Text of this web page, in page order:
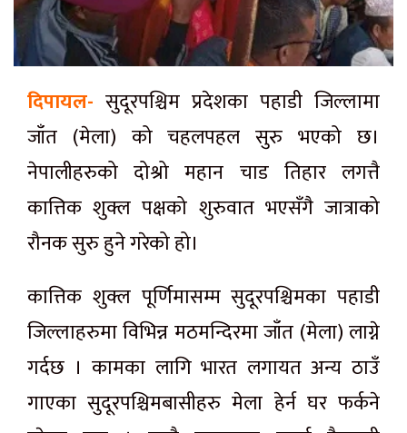
दिपायल- सुदूरपश्चिम प्रदेशका पहाडी जिल्लामा
जाँत (मेला) को चहलपहल सुरु भएको छ।
नेपालीहरुको दोश्रो महान चाड तिहार लगत्तै
कात्तिक शुक्ल पक्षको शुरुवात भएसँगै जात्राको
रौनक सुरु हुने गरेको हो।
कात्तिक शुक्ल पूर्णिमासम्म सुदूरपश्चिमका पहाडी
जिल्लाहरुमा विभिन्न मठमन्दिरमा जाँत (मेला) लाग्ने
गर्दछ । कामका लागि भारत लगायत अन्य ठाउँ
गाएका सुदूरपश्चिमबासीहरु मेला हेर्न घर फर्कने